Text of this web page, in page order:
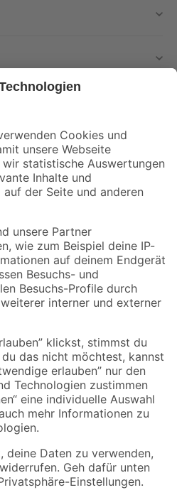
und Aktionen mehr verpassen!
Versandarten
Die dargestellten Angebote sind unter
Die angegebenen Verfügbarkeiten beziehen